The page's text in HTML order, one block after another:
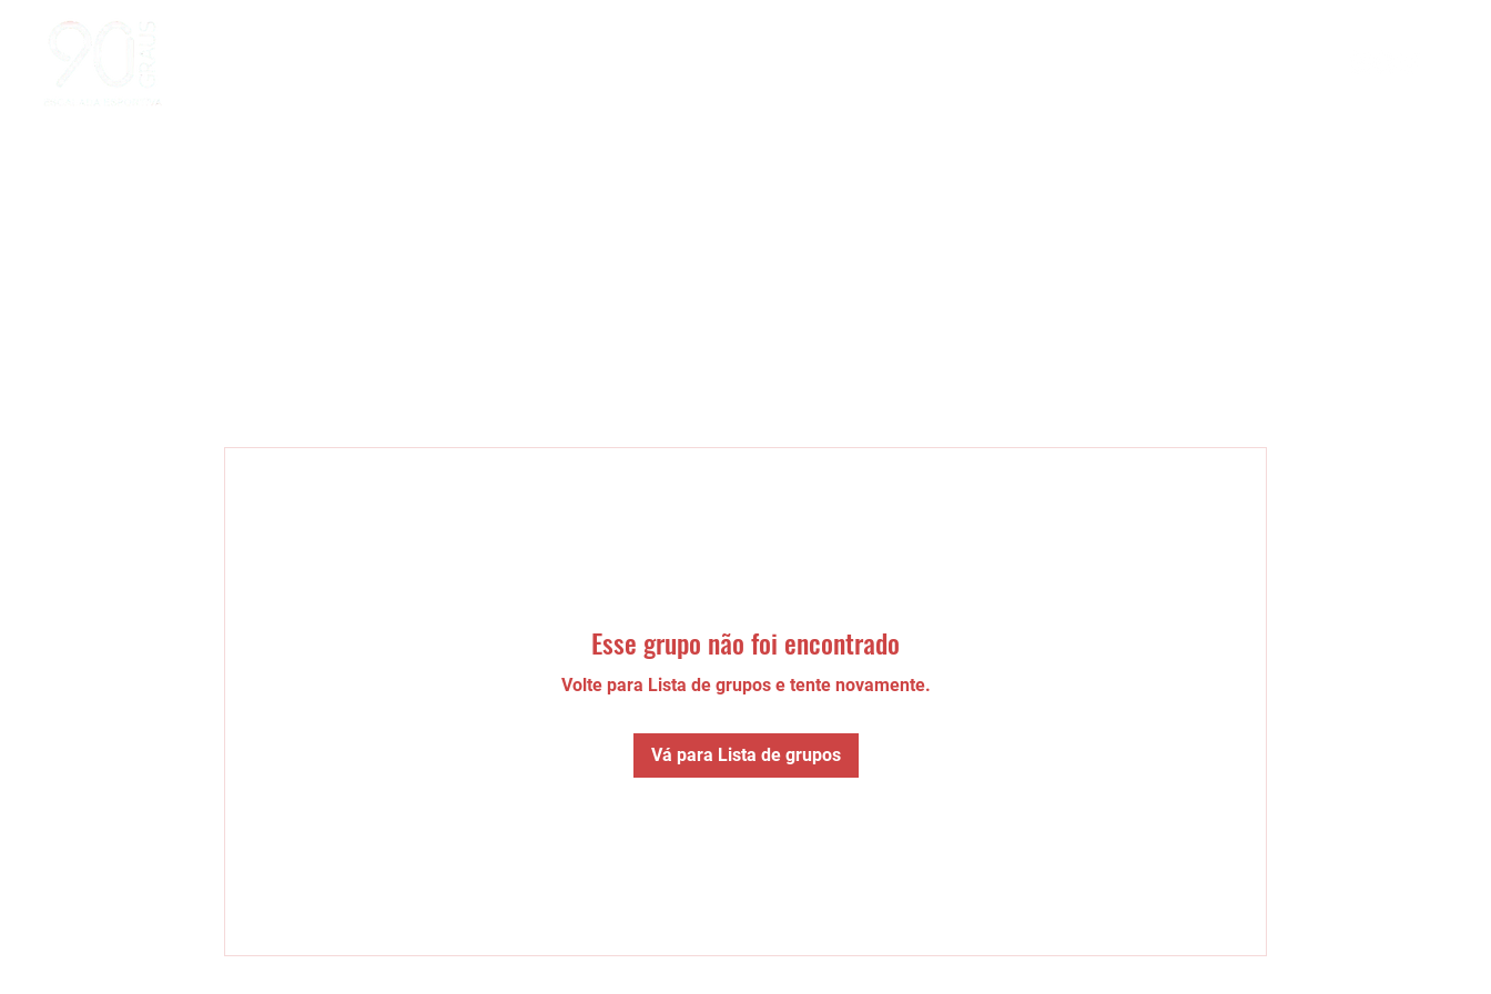
Esse grupo não foi encontrado
Volte para Lista de grupos e tente novamente.
Vá para Lista de grupos